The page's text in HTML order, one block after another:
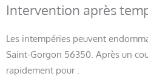
Intervention après
Les intempéries peuvent
Saint-Gorgon 56350. Après un
rapidement pour :